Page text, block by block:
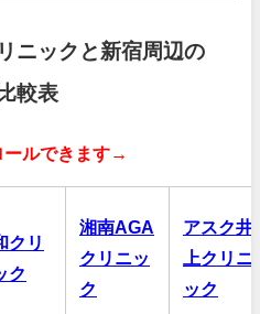
ニックと新宿周辺の
較表
ルできます→
クリ
ク
湘南AGA
クリニッ
ク
アスク井
上クリニ
ック